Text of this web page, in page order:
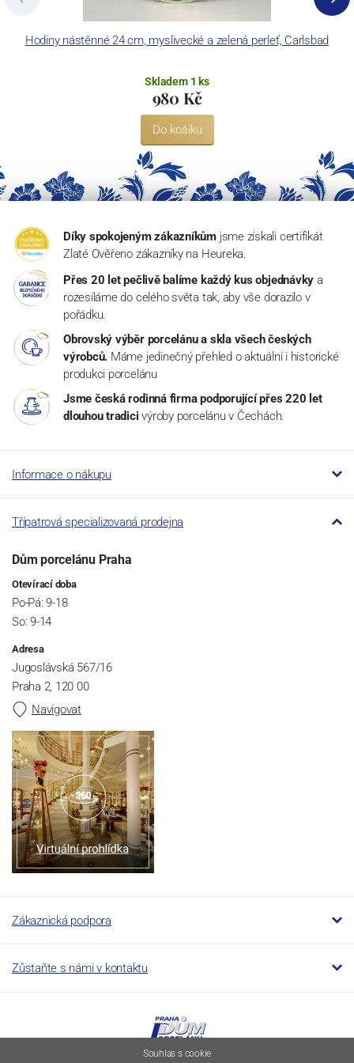
Hodiny nástěnné 24 cm, myslivecké a zelená perleť, Carlsbad
Skladem 1 ks
980 Kč
Do košíku
Díky spokojeným zákazníkům jsme získali certifikát
Zlaté Ověřeno zákazníky na Heureka.
Přes 20 let pečlivě balíme každý kus objednávky a
rozesíláme do celého světa tak, aby vše dorazilo v
pořádku.
Obrovský výběr porcelánu a skla všech českých
výrobců. Máme jedinečný přehled o aktuální i historické
produkci porcelánu
Jsme česká rodinná firma podporující přes 220 let
dlouhou tradici výroby porcelánu v Čechách.
Informace o nákupu
Třípatrová specializovaná prodejna
Dům porcelánu Praha
Otevírací doba
Po-Pá: 9-18
So: 9-14
Adresa
Jugoslávská 567/16
Praha 2, 120 00
Navigovat
Zákaznická podpora
Zůstaňte s námi v kontaktu
Souhlas s cookie